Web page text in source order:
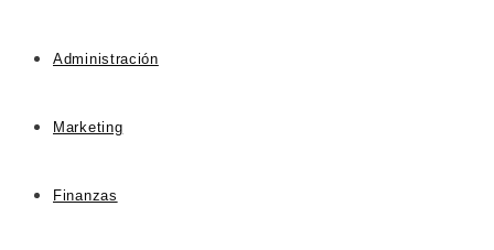
Administración
Marketing
Finanzas